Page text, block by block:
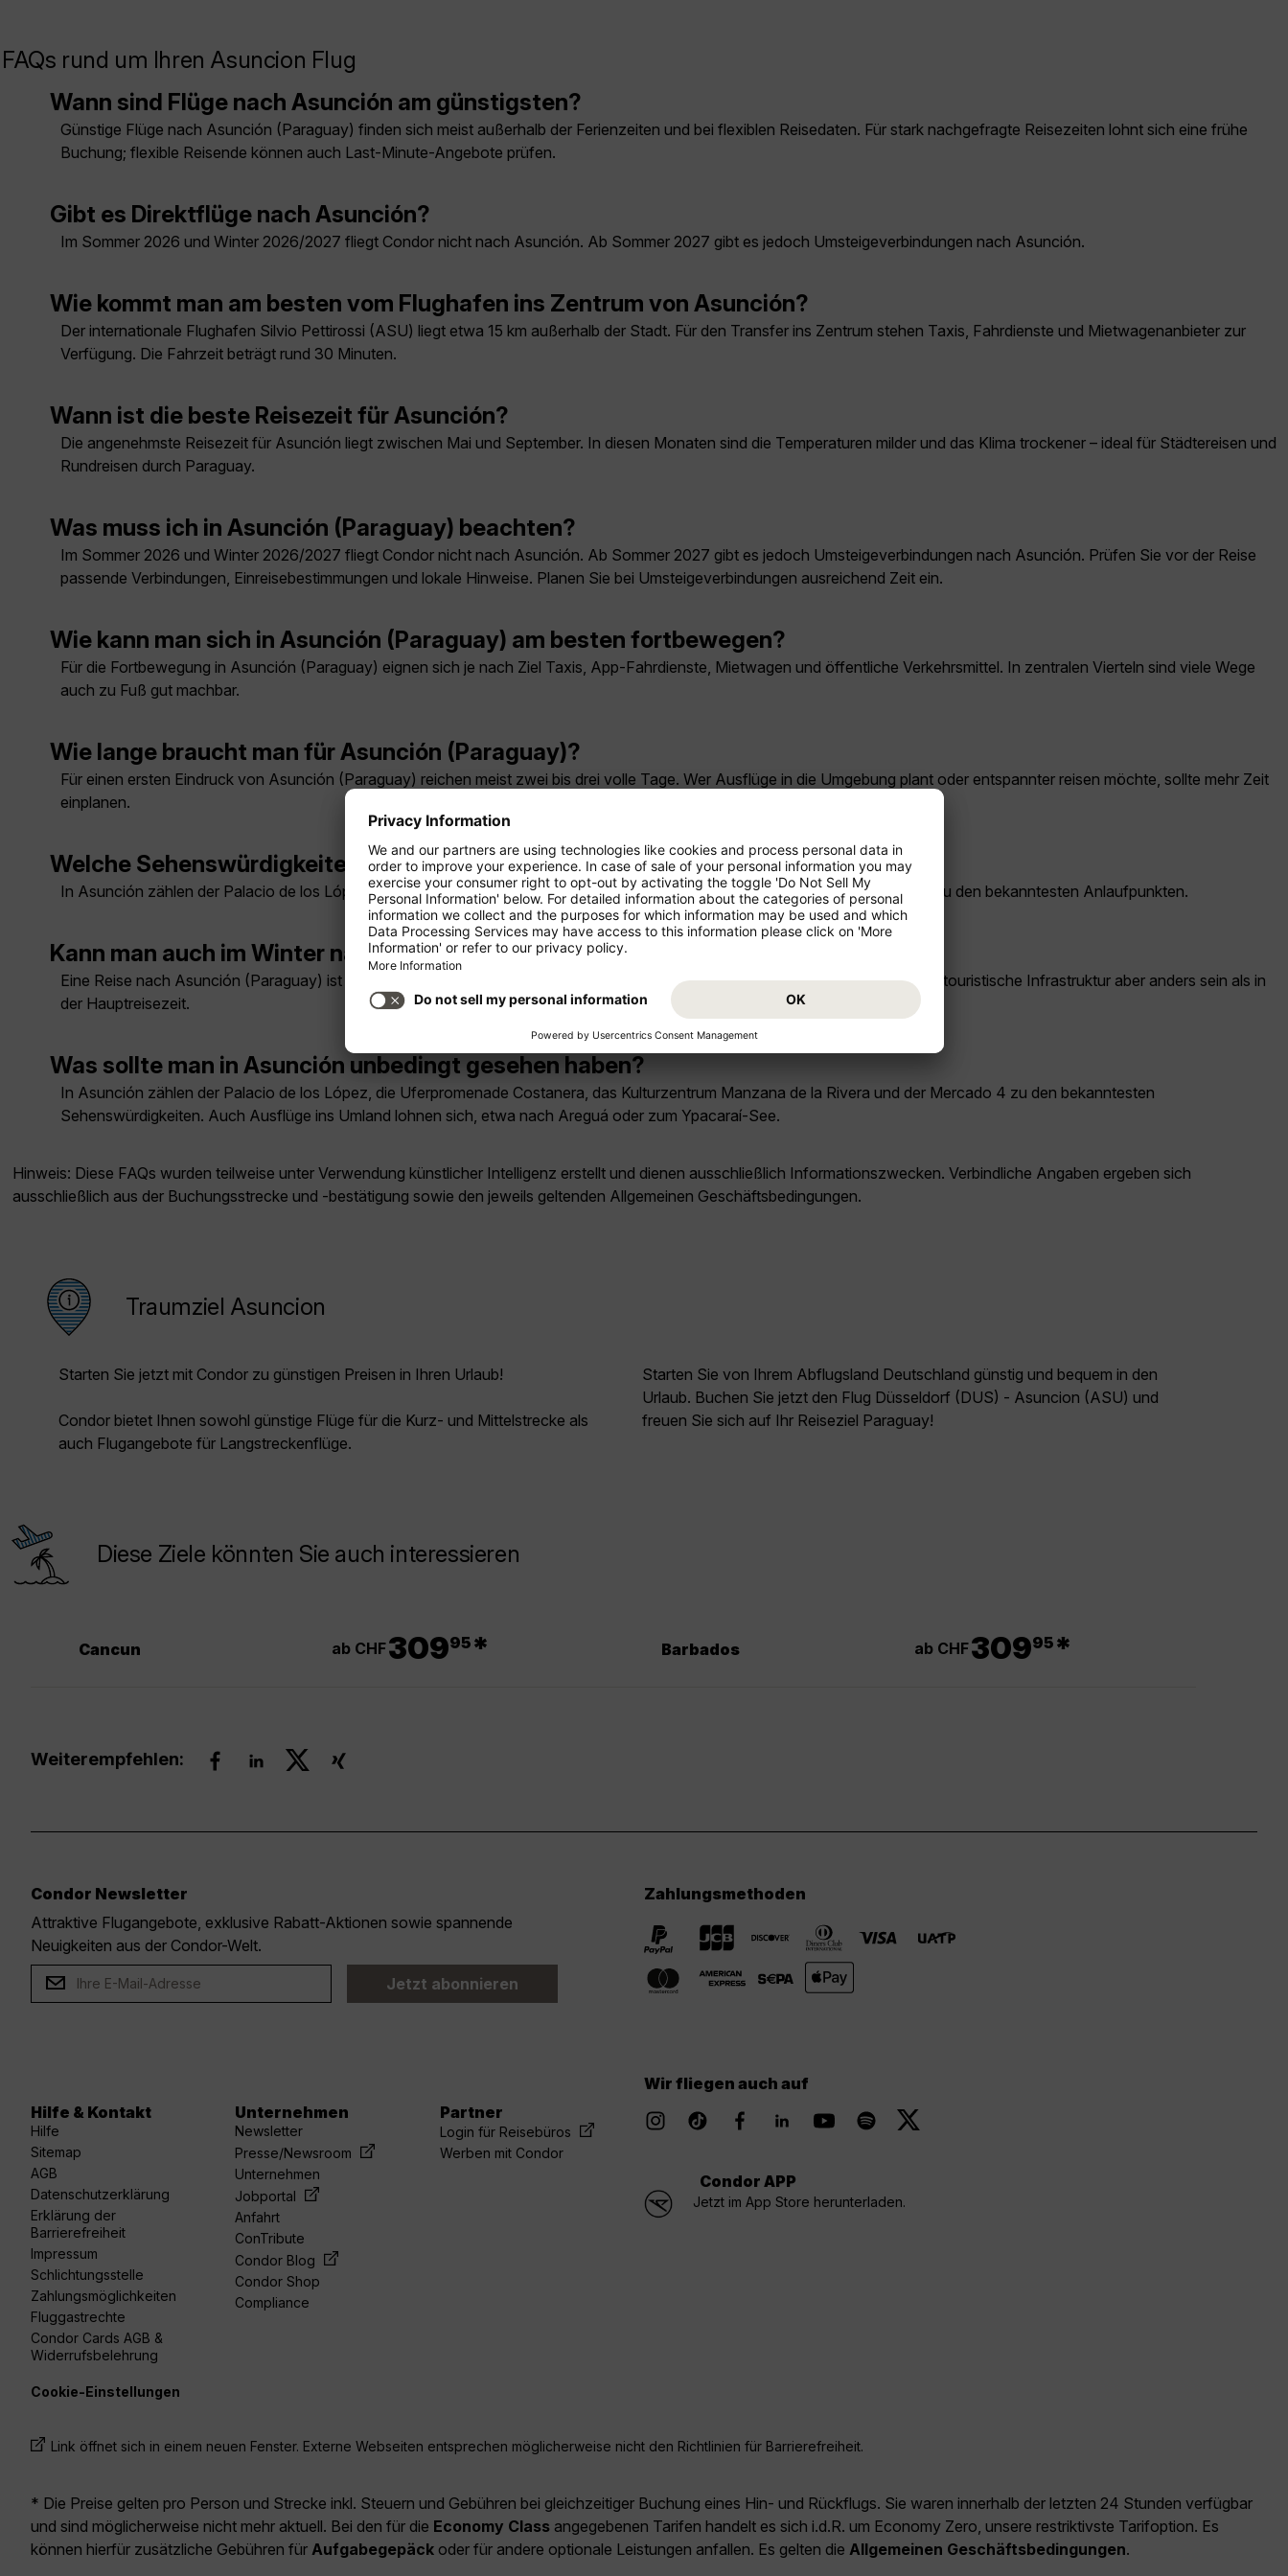
FAQs rund um Ihren Asuncion Flug
Wann sind Flüge nach Asunción am günstigsten?
Günstige Flüge nach Asunción (Paraguay) finden sich meist außerhalb der Ferienzeiten und bei flexiblen Reisedaten. Für stark nachgefragte Reisezeiten lohnt sich eine frühe
Buchung; flexible Reisende können auch Last-Minute-Angebote prüfen.
Gibt es Direktflüge nach Asunción?
Im Sommer 2026 und Winter 2026/2027 fliegt Condor nicht nach Asunción. Ab Sommer 2027 gibt es jedoch Umsteigeverbindungen nach Asunción.
Wie kommt man am besten vom Flughafen ins Zentrum von Asunción?
Der internationale Flughafen Silvio Pettirossi (ASU) liegt etwa 15 km außerhalb der Stadt. Für den Transfer ins Zentrum stehen Taxis, Fahrdienste und Mietwagenanbieter zur
Verfügung. Die Fahrzeit beträgt rund 30 Minuten.
Wann ist die beste Reisezeit für Asunción?
Die angenehmste Reisezeit für Asunción liegt zwischen Mai und September. In diesen Monaten sind die Temperaturen milder und das Klima trockener – ideal für Städtereisen und
Rundreisen durch Paraguay.
Was muss ich in Asunción (Paraguay) beachten?
Im Sommer 2026 und Winter 2026/2027 fliegt Condor nicht nach Asunción. Ab Sommer 2027 gibt es jedoch Umsteigeverbindungen nach Asunción. Prüfen Sie vor der Reise
passende Verbindungen, Einreisebestimmungen und lokale Hinweise. Planen Sie bei Umsteigeverbindungen ausreichend Zeit ein.
Wie kann man sich in Asunción (Paraguay) am besten fortbewegen?
Für die Fortbewegung in Asunción (Paraguay) eignen sich je nach Ziel Taxis, App-Fahrdienste, Mietwagen und öffentliche Verkehrsmittel. In zentralen Vierteln sind viele Wege
auch zu Fuß gut machbar.
Wie lange braucht man für Asunción (Paraguay)?
Für einen ersten Eindruck von Asunción (Paraguay) reichen meist zwei bis drei volle Tage. Wer Ausflüge in die Umgebung plant oder entspannter reisen möchte, sollte mehr Zeit
einplanen.
Welche Sehenswürdigkeiten muss man in Asunción (Paraguay) sehen?
In Asunción zählen der Palacio de los López, die Uferpromenade Costanera, die Casa de la Independencia und der Mercado 4 zu den bekanntesten Anlaufpunkten.
Kann man auch im Winter nach Asunción (Paraguay) reisen?
Eine Reise nach Asunción (Paraguay) ist auch im Winter möglich. Je nach Klima und Saison können Wetter, Öffnungszeiten und touristische Infrastruktur aber anders sein als in
der Hauptreisezeit.
Was sollte man in Asunción unbedingt gesehen haben?
In Asunción zählen der Palacio de los López, die Uferpromenade Costanera, das Kulturzentrum Manzana de la Rivera und der Mercado 4 zu den bekanntesten
Sehenswürdigkeiten. Auch Ausflüge ins Umland lohnen sich, etwa nach Areguá oder zum Ypacaraí-See.
Hinweis: Diese FAQs wurden teilweise unter Verwendung künstlicher Intelligenz erstellt und dienen ausschließlich Informationszwecken. Verbindliche Angaben ergeben sich
ausschließlich aus der Buchungsstrecke und -bestätigung sowie den jeweils geltenden Allgemeinen Geschäftsbedingungen.
Traumziel Asuncion
Starten Sie jetzt mit Condor zu günstigen Preisen in Ihren Urlaub!
Condor bietet Ihnen sowohl günstige Flüge für die Kurz- und Mittelstrecke als
auch Flugangebote für Langstreckenflüge.
Starten Sie von Ihrem Abflugsland Deutschland günstig und bequem in den
Urlaub. Buchen Sie jetzt den Flug Düsseldorf (DUS) - Asuncion (ASU) und
freuen Sie sich auf Ihr Reiseziel Paraguay!
Diese Ziele könnten Sie auch interessieren
Cancun ab CHF30995 * Barbados ab CHF30995 *
Weiterempfehlen:
Condor Newsletter
Attraktive Flugangebote, exklusive Rabatt-Aktionen sowie spannende
Neuigkeiten aus der Condor-Welt.
Jetzt abonnieren
Zahlungsmethoden
Hilfe & Kontakt
Hilfe
Sitemap
AGB
Datenschutzerklärung
Erklärung der
Barrierefreiheit
Impressum
Schlichtungsstelle
Zahlungsmöglichkeiten
Fluggastrechte
Condor Cards AGB &
Widerrufsbelehrung
Unternehmen
Newsletter
Presse/Newsroom
Unternehmen
Jobportal
Anfahrt
ConTribute
Condor Blog
Condor Shop
Compliance
Partner
Login für Reisebüros
Werben mit Condor
Wir fliegen auch auf
Condor APP
Jetzt im App Store herunterladen.
Cookie-Einstellungen
Link öffnet sich in einem neuen Fenster. Externe Webseiten entsprechen möglicherweise nicht den Richtlinien für Barrierefreiheit.
* Die Preise gelten pro Person und Strecke inkl. Steuern und Gebühren bei gleichzeitiger Buchung eines Hin- und Rückflugs. Sie waren innerhalb der letzten 24 Stunden verfügbar
und sind möglicherweise nicht mehr aktuell. Bei den für die Economy Class angegebenen Tarifen handelt es sich i.d.R. um Economy Zero, unsere restriktivste Tarifoption. Es
können hierfür zusätzliche Gebühren für Aufgabegepäck oder für andere optionale Leistungen anfallen. Es gelten die Allgemeinen Geschäftsbedingungen.